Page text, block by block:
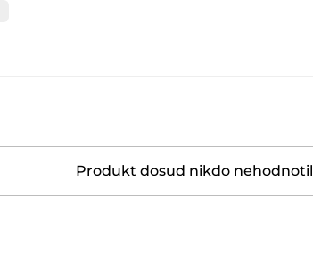
Produkt dosud nikdo nehodnotil